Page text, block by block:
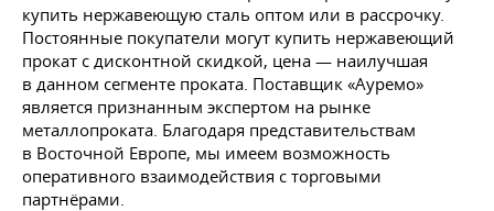
купить нержавеющую сталь оптом или в рассрочку.
Постоянные покупатели могут купить нержавеющий
прокат с дисконтной скидкой, цена — наилучшая
в данном сегменте проката. Поставщик «Ауремо»
является признанным экспертом на рынке
металлопроката. Благодаря представительствам
в Восточной Европе, мы имеем возможность
оперативного взаимодействия с торговыми
партнёрами.